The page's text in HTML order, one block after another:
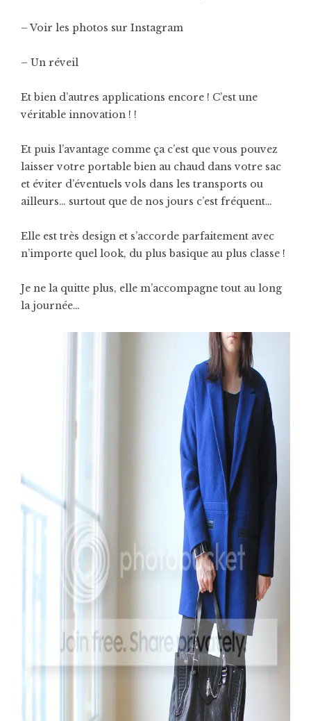
– Voir les photos sur Instagram
– Un réveil
Et bien d’autres applications encore ! C’est une
véritable innovation ! !
Et puis l’avantage comme ça c’est que vous pouvez
laisser votre portable bien au chaud dans votre sac
et éviter d’éventuels vols dans les transports ou
ailleurs… surtout que de nos jours c’est fréquent…
Elle est très design et s’accorde parfaitement avec
n’importe quel look, du plus basique au plus classe !
Je ne la quitte plus, elle m’accompagne tout au long
la journée…